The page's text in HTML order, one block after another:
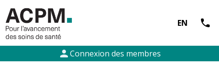
EN call
personConnexion des membres